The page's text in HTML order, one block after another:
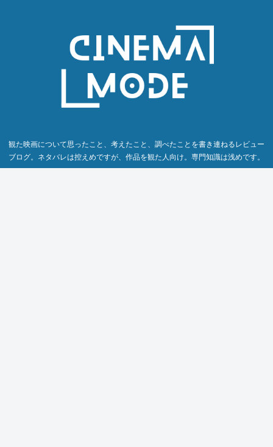
観た映画について思ったこと、考えたこと、調べたことを書き連ねるレビュー
ブログ。ネタバレは控えめですが、作品を観た人向け。専門知識は浅めです。